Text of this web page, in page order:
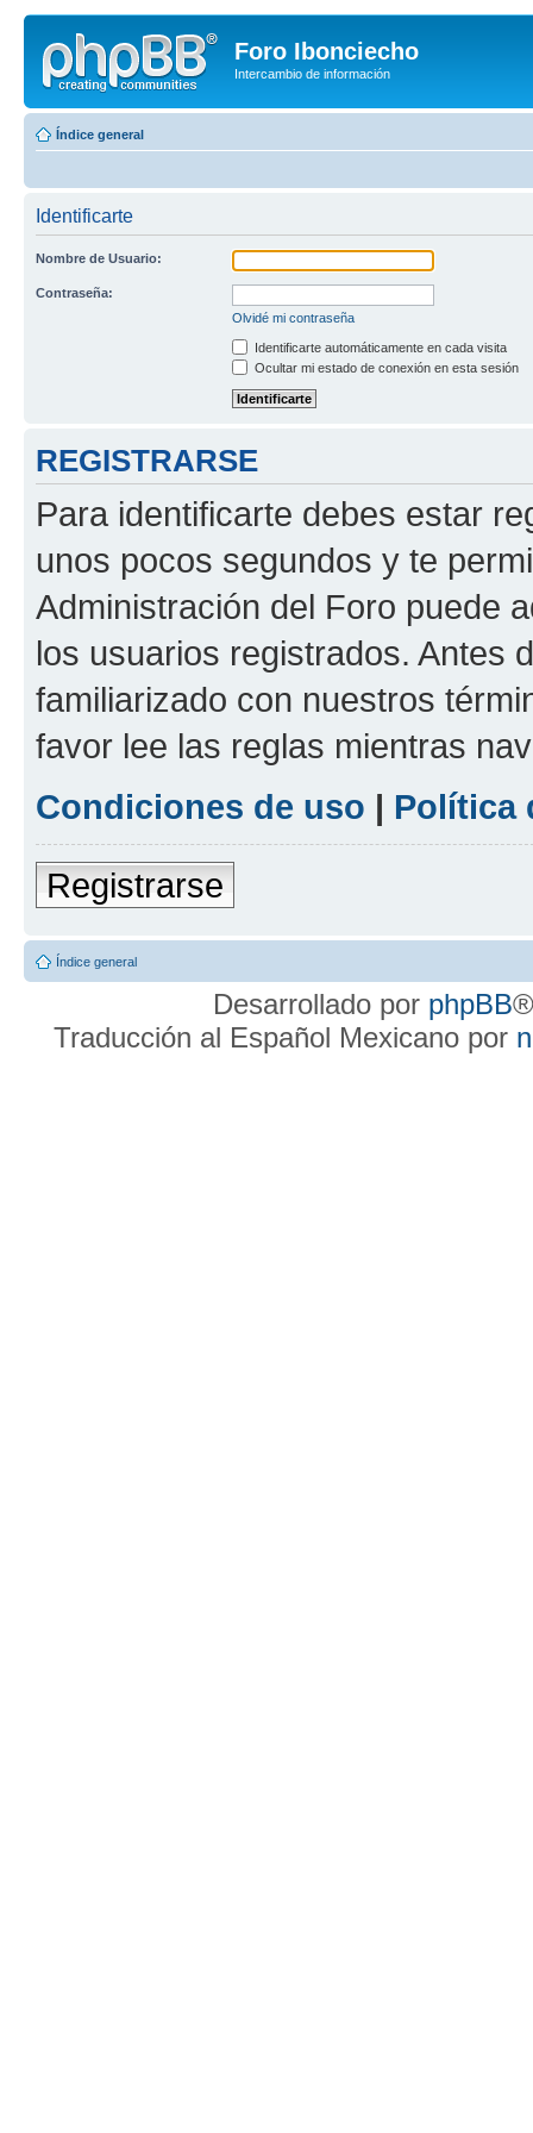
Foro Ibonciecho
Intercambio de información
Índice general
Identificarte
Nombre de Usuario:
Contraseña:
Olvidé mi contraseña
Identificarte automáticamente en cada visita
Ocultar mi estado de conexión en esta sesión
REGISTRARSE
Para identificarte debes estar
unos pocos segundos y te
Administración del Foro puede
los usuarios registrados. Antes
familiarizado con nuestros
favor lee las reglas mientras
Condiciones de uso | Política
Registrarse
Índice general
Desarrollado por phpBB
Traducción al Español Mexicano por